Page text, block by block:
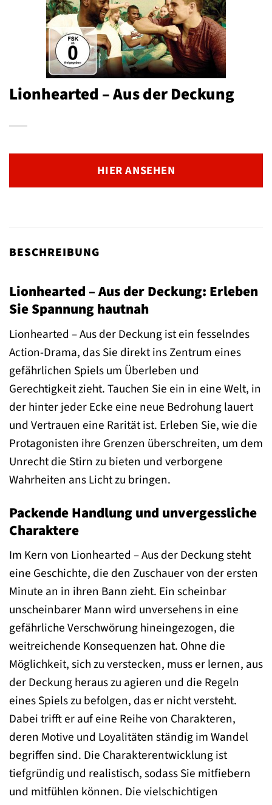
Lionhearted – Aus der Deckung
HIER ANSEHEN
BESCHREIBUNG
Lionhearted – Aus der Deckung: Erleben
Sie Spannung hautnah
Lionhearted – Aus der Deckung ist ein fesselndes
Action-Drama, das Sie direkt ins Zentrum eines
gefährlichen Spiels um Überleben und
Gerechtigkeit zieht. Tauchen Sie ein in eine Welt, in
der hinter jeder Ecke eine neue Bedrohung lauert
und Vertrauen eine Rarität ist. Erleben Sie, wie die
Protagonisten ihre Grenzen überschreiten, um dem
Unrecht die Stirn zu bieten und verborgene
Wahrheiten ans Licht zu bringen.
Packende Handlung und unvergessliche
Charaktere
Im Kern von Lionhearted – Aus der Deckung steht
eine Geschichte, die den Zuschauer von der ersten
Minute an in ihren Bann zieht. Ein scheinbar
unscheinbarer Mann wird unversehens in eine
gefährliche Verschwörung hineingezogen, die
weitreichende Konsequenzen hat. Ohne die
Möglichkeit, sich zu verstecken, muss er lernen, aus
der Deckung heraus zu agieren und die Regeln
eines Spiels zu befolgen, das er nicht versteht.
Dabei trifft er auf eine Reihe von Charakteren,
deren Motive und Loyalitäten ständig im Wandel
begriffen sind. Die Charakterentwicklung ist
tiefgründig und realistisch, sodass Sie mitfiebern
und mitfühlen können. Die vielschichtigen